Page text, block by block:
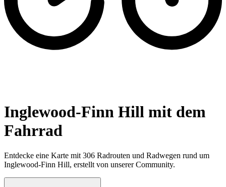
Inglewood-Finn Hill mit dem
Fahrrad
Entdecke eine Karte mit 306 Radrouten und Radwegen rund um
Inglewood-Finn Hill, erstellt von unserer Community.